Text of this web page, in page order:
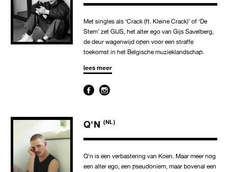
Met singles als ‘Crack (ft. Kleine Crack)’ of ‘De
Stem’ zet GIJS, het alter ego van Gijs Savelberg,
de deur wagenwijd open voor een straffe
toekomst in het Belgische muzieklandschap.
lees meer
Q'N (NL)
Q'n is een verbastering van Koen. Maar meer nog
een alter ego, een pseudoniem, maar bovenal een